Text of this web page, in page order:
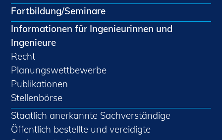
Fortbildung/Seminare
Informationen für Ingenieurinnen und
Ingenieure
Recht
Planungswettbewerbe
Publikationen
Stellenbörse
Staatlich anerkannte Sachverständige
Öffentlich bestellte und vereidigte